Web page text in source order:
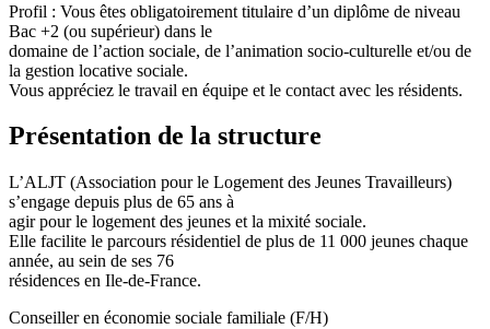
Profil : Vous êtes obligatoirement titulaire d’un diplôme de niveau
Bac +2 (ou supérieur) dans le
domaine de l’action sociale, de l’animation socio-culturelle et/ou de
la gestion locative sociale.
Vous appréciez le travail en équipe et le contact avec les résidents.
Présentation de la structure
L’ALJT (Association pour le Logement des Jeunes Travailleurs)
s’engage depuis plus de 65 ans à
agir pour le logement des jeunes et la mixité sociale.
Elle facilite le parcours résidentiel de plus de 11 000 jeunes chaque
année, au sein de ses 76
résidences en Ile-de-France.
Conseiller en économie sociale familiale (F/H)